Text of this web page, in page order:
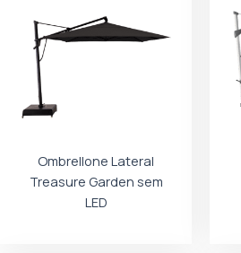
Ombrellone Lateral
Treasure Garden sem
LED